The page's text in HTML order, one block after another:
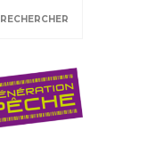
RECHERCHER